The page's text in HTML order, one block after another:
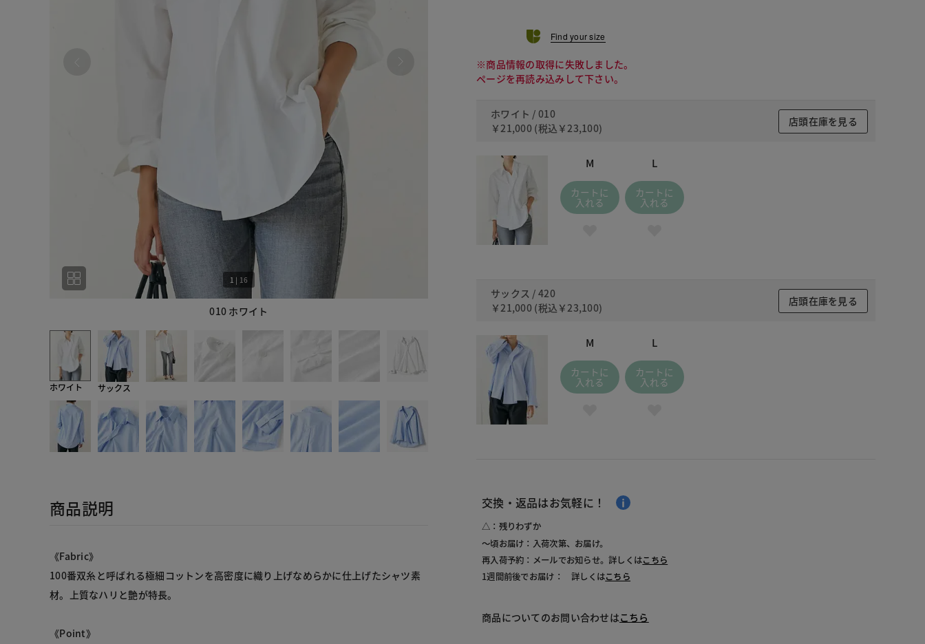
010 ホワイト 420 サックス
1 | 16
ホワイト サックス
商品説明
《Fabric》
100番双糸と呼ばれる極細コットンを高密度に織り上げなめらかに仕上げたシャツ素
材。上質なハリと艶が特長。
《Point》
Find your size
※商品情報の取得に失敗しました。
ページを再読み込みして下さい。
ホワイト / 010
￥21,000 (税込 ￥23,100)
店頭在庫を見る
M
カートに
入れる
L
カートに
入れる
サックス / 420
￥21,000 (税込 ￥23,100)
店頭在庫を見る
M
カートに
入れる
L
カートに
入れる
交換・返品はお気軽に！
△：残りわずか
～頃お届け：入荷次第、お届け。
再入荷予約：メールでお知らせ。詳しくはこちら
1週間前後でお届け： 詳しくはこちら
商品についてのお問い合わせはこちら